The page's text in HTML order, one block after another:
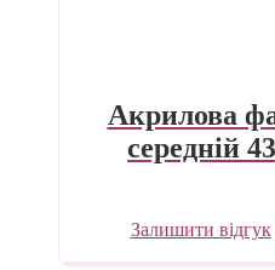
Акрилова
середній
Залишити відгук